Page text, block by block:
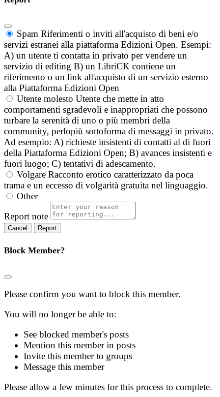
Spam Riferimenti o inviti all'acquisto di beni e/o
servizi estranei alla piattaforma Edizioni Open. Esempi:
A) un utente ti contatta in privato per vendere un
servizio di editing B) un LibriCK contiene un
riferimento o un link all'acquisto di un servizio esterno
alla Piattaforma Edizioni Open
Utente molesto Utente che mette in atto
comportamenti sgradevoli e inappropriati che possono
turbare la serenità di uno o più membri della
community, perlopiù sottoforma di messaggi in privato.
Ad esempio: A) richieste insistenti di contatti al di fuori
della Piattaforma Edizioni Open; B) avances insistenti e
fuori luogo; C) tentativi di adescamento.
Volgare Racconto erotico caratterizzato da poca
trama e un eccesso di volgarità gratuita nel linguaggio.
Other
Report note
Report
Block Member?
Please confirm you want to block this member.
You will no longer be able to:
See blocked member's posts
Mention this member in posts
Invite this member to groups
Message this member
Please allow a few minutes for this process to complete.